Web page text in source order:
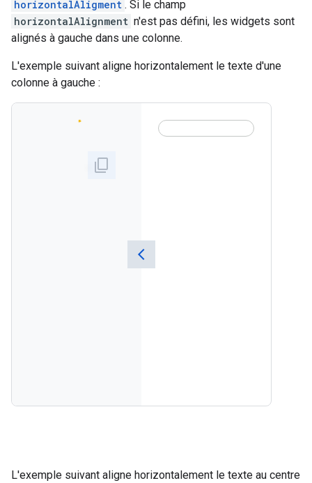
horizontalAligment . Si le champ
horizontalAlignment n'est pas défini, les widgets sont
alignés à gauche dans une colonne.
L'exemple suivant aligne horizontalement le texte d'une
colonne à gauche :
L'exemple suivant aligne horizontalement le texte au centre